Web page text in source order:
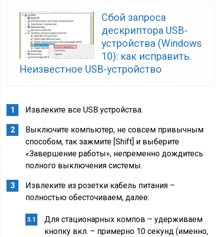
Сбой запроса
дескриптора USB-
устройства (Windows
10): как исправить.
Неизвестное USB-устройство
Извлеките все USB устройства.
Выключите компьютер, не совсем привычным
способом, так зажмите [Shift] и выберите
«Завершение работы», непременно дождитесь
полного выключения системы.
Извлеките из розетки кабель питания –
полностью обесточиваем, далее:
Для стационарных компов – удерживаем
кнопку вкл. – примерно 10 секунд (именно,